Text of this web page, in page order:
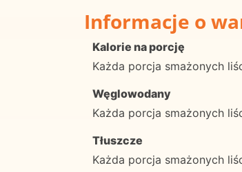
Informacje o
Kalorie na porcję
Każda porcja smażonych
Węglowodany
Każda porcja smażonych
Tłuszcze
Każda porcja smażonych